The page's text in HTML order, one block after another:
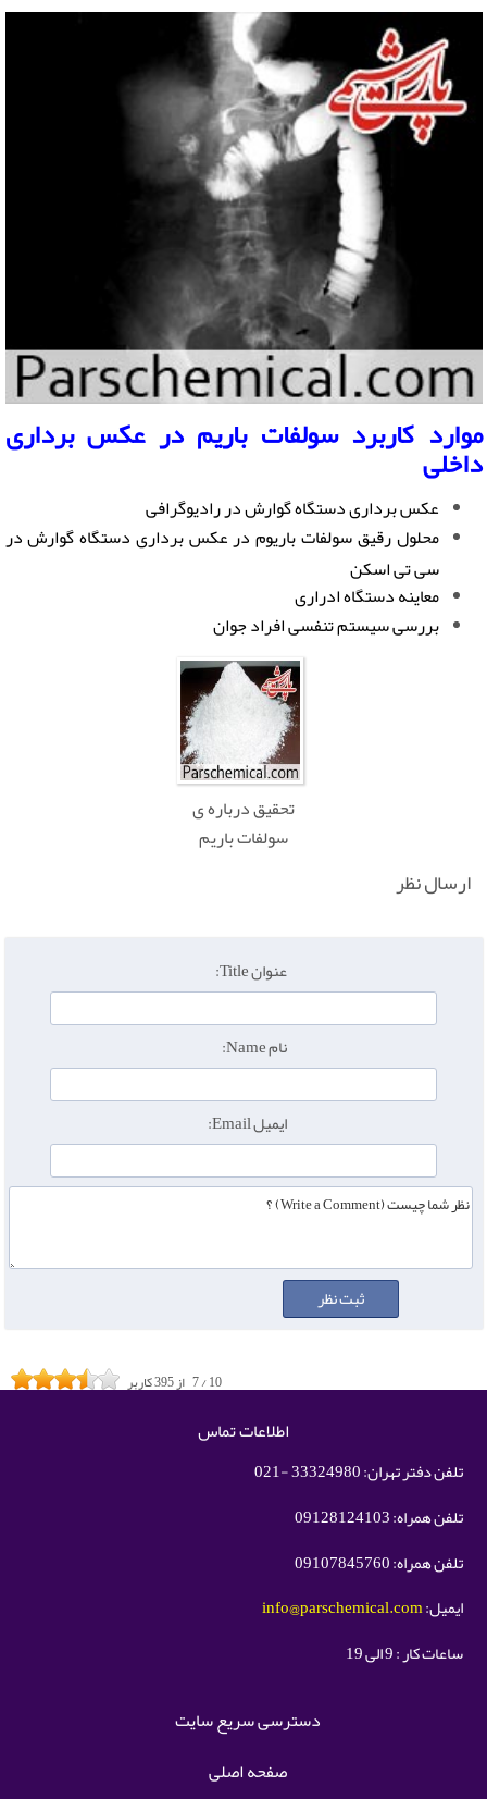
موارد کاربرد سولفات باریم در عکس برداری
داخلی
عکس برداری دستگاه گوارش در رادیوگرافی
محلول رقیق سولفات باریوم در عکس برداری دستگاه گوارش در
سی تی اسکن
معاینه دستگاه ادراری
بررسی سیستم تنفسی افراد جوان
تحقیق درباره ی
سولفات باریم
ارسال نظر
عنوان Title:
نام Name:
ایمیل Email:
7/10 از395کاربر
اطلاعات تماس
تلفن دفتر تهران: 33324980 -021
تلفن همراه: 09128124103
تلفن همراه: 09107845760
ایمیل:info@parschemical.com
ساعات کار : 9 الی 19
دسترسی سریع سایت
صفحه اصلی